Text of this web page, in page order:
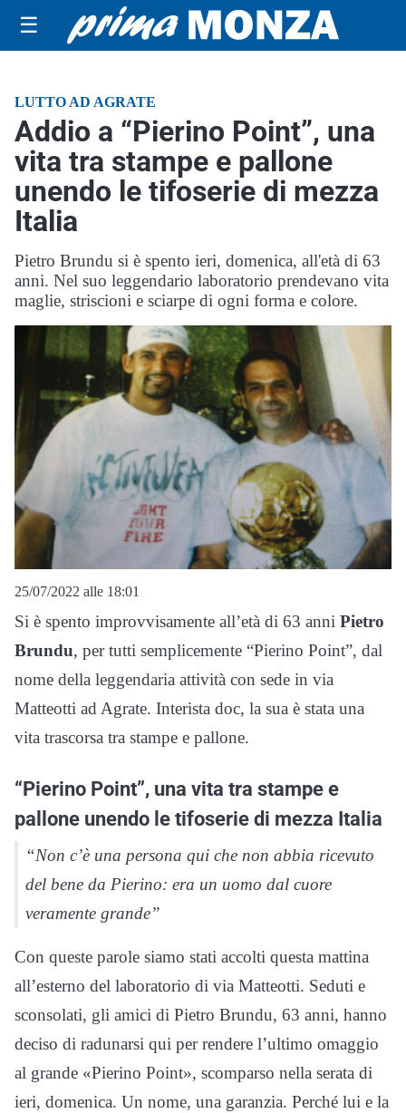
☰
LUTTO AD AGRATE
Addio a “Pierino Point”, una
vita tra stampe e pallone
unendo le tifoserie di mezza
Italia
Pietro Brundu si è spento ieri, domenica, all'età di 63
anni. Nel suo leggendario laboratorio prendevano vita
maglie, striscioni e sciarpe di ogni forma e colore.
25/07/2022 alle 18:01
Si è spento improvvisamente all’età di 63 anni Pietro
Brundu, per tutti semplicemente “Pierino Point”, dal
nome della leggendaria attività con sede in via
Matteotti ad Agrate. Interista doc, la sua è stata una
vita trascorsa tra stampe e pallone.
“Pierino Point”, una vita tra stampe e
pallone unendo le tifoserie di mezza Italia
“Non c’è una persona qui che non abbia ricevuto
del bene da Pierino: era un uomo dal cuore
veramente grande”
Con queste parole siamo stati accolti questa mattina
all’esterno del laboratorio di via Matteotti. Seduti e
sconsolati, gli amici di Pietro Brundu, 63 anni, hanno
deciso di radunarsi qui per rendere l’ultimo omaggio
al grande «Pierino Point», scomparso nella serata di
ieri, domenica. Un nome, una garanzia. Perché lui e la